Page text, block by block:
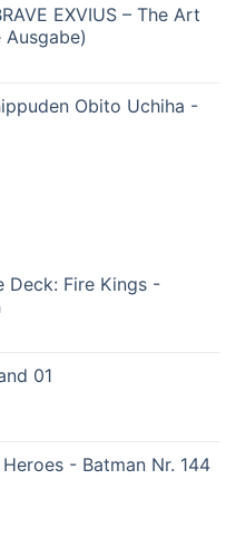
EXVIUS – The Art
Ausgabe)
Obito Uchiha -
Deck: Fire Kings -
01
€.
- Batman Nr. 144